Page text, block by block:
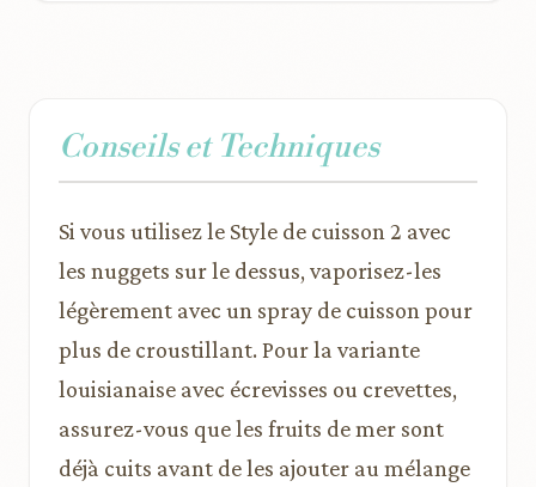
Conseils et Techniques
Si vous utilisez le Style de cuisson 2 avec
les nuggets sur le dessus, vaporisez-les
légèrement avec un spray de cuisson pour
plus de croustillant. Pour la variante
louisianaise avec écrevisses ou crevettes,
assurez-vous que les fruits de mer sont
déjà cuits avant de les ajouter au mélange